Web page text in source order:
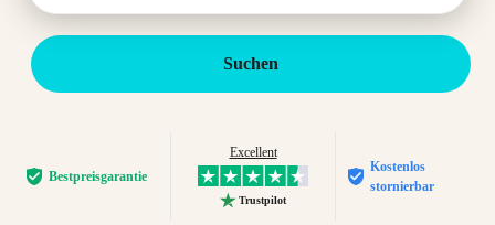
Suchen
Bestpreis­garantie
Excellent
Trustpilot
Kostenlos
stornierbar